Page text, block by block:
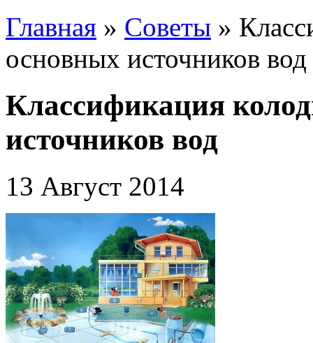
Главная » Советы »
основных источников вод
Классификация
источников вод
13 Август 2014